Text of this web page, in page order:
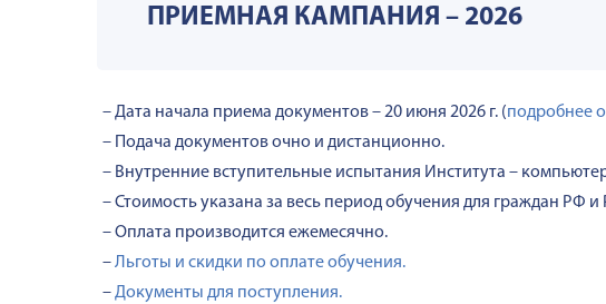
ПРИЕМНАЯ КАМПАНИЯ – 2026
– Дата начала приема документов – 20 июня 2026 г. (подробнее
– Подача документов очно и дистанционно.
– Внутренние вступительные испытания Института –
– Стоимость указана за весь период обучения для граждан РФ и
– Оплата производится ежемесячно.
–Льготы и скидки по оплате обучения.
–Документы для поступления.